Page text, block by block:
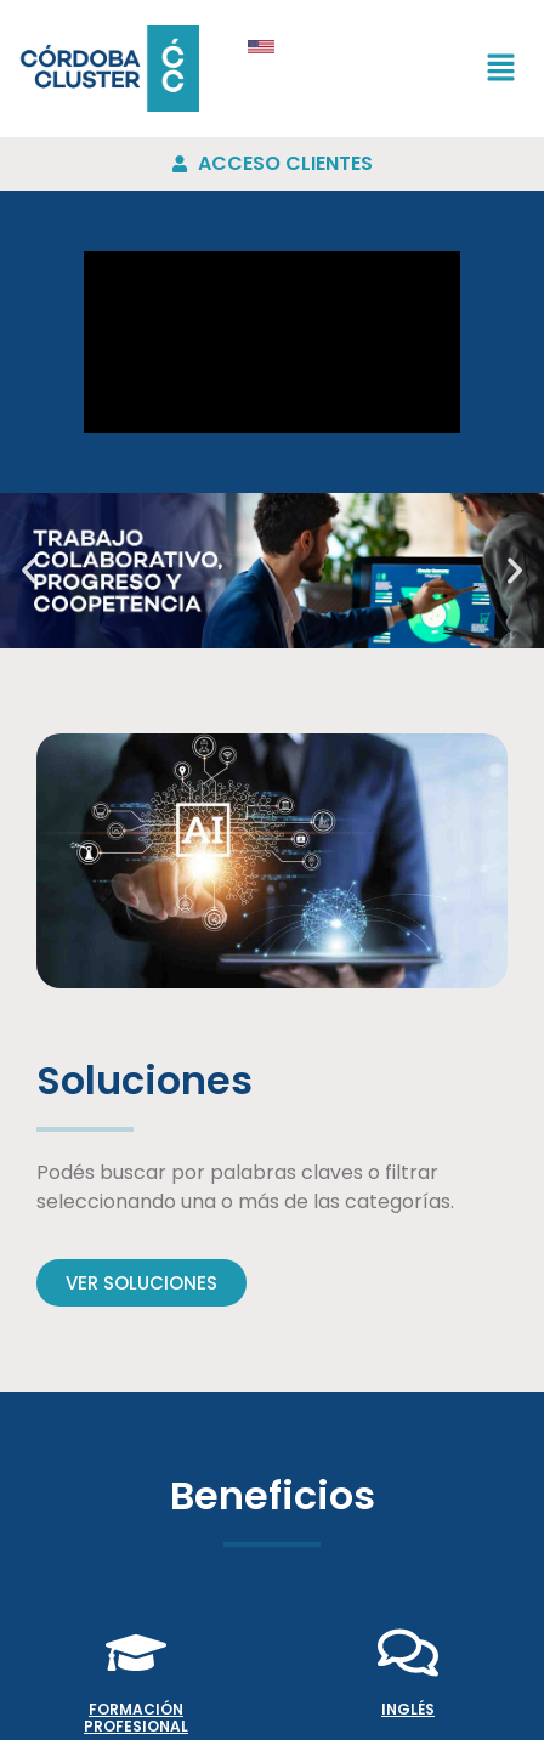
ACCESO CLIENTES
Soluciones
Podés buscar por palabras claves o filtrar
seleccionando una o más de las categorías.
VER SOLUCIONES
Beneficios
FORMACIÓN
PROFESIONAL
INGLÉS